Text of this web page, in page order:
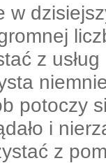
w
z
potoczy
i
z